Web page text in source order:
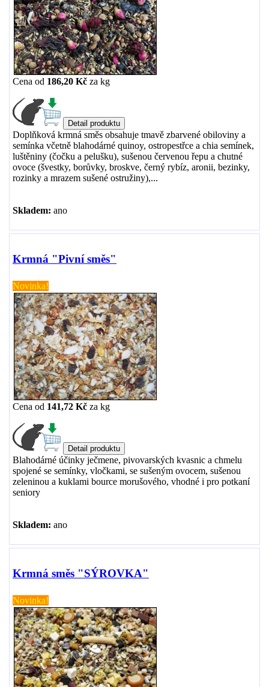
Cena od 186,20 Kč za kg
Doplňková krmná směs obsahuje tmavě zbarvené obiloviny a
semínka včetně blahodárné quinoy, ostropestřce a chia semínek,
luštěniny (čočku a pelušku), sušenou červenou řepu a chutné
ovoce (švestky, borůvky, broskve, černý rybíz, aronii, bezinky,
rozinky a mrazem sušené ostružiny),...
Skladem: ano
Krmná "Pivní směs"
Novinka!
Cena od 141,72 Kč za kg
Blahodárné účinky ječmene, pivovarských kvasnic a chmelu
spojené se semínky, vločkami, se sušeným ovocem, sušenou
zeleninou a kuklami bource morušového, vhodné i pro potkaní
seniory
Skladem: ano
Krmná směs "SÝROVKA"
Novinka!